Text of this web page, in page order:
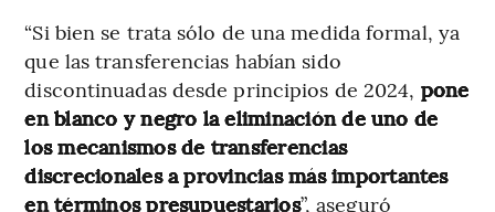
“Si bien se trata sólo de una medida formal, ya
que las transferencias habían sido
discontinuadas desde principios de 2024, pone
en blanco y negro la eliminación de uno de
los mecanismos de transferencias
discrecionales a provincias más importantes
en términos presupuestarios”, aseguró